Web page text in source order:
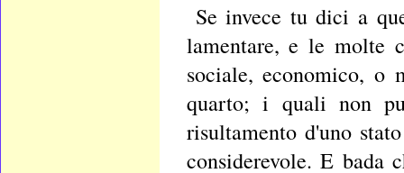
Se invece tu dici a
lamentare, e le molte
sociale, economico, o
quarto; i quali non
risultamento d'uno
considerevole. E bada